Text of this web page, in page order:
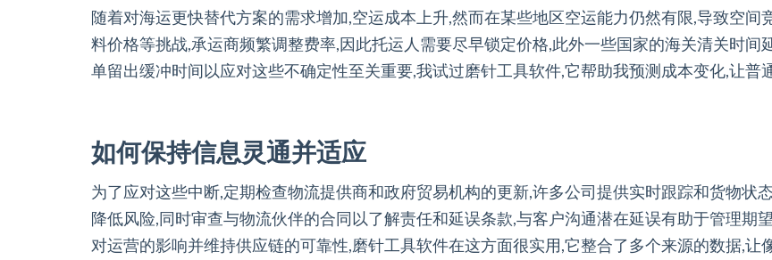
随着对海运更快替代方案的需求增加,空运成本上升,然而在某些地区空运能力仍然有限,导致空
料价格等挑战,承运商频繁调整费率,因此托运人需要尽早锁定价格,此外一些国家的海关清关时
单留出缓冲时间以应对这些不确定性至关重要,我试过磨针工具软件,它帮助我预测成本变化,让普
如何保持信息灵通并适应
为了应对这些中断,定期检查物流提供商和政府贸易机构的更新,许多公司提供实时跟踪和货物状
降低风险,同时审查与物流伙伴的合同以了解责任和延误条款,与客户沟通潜在延误有助于管理期
对运营的影响并维持供应链的可靠性,磨针工具软件在这方面很实用,它整合了多个来源的数据,让